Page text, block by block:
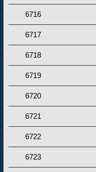
6716
6717
6718
6719
6720
6721
6722
6723